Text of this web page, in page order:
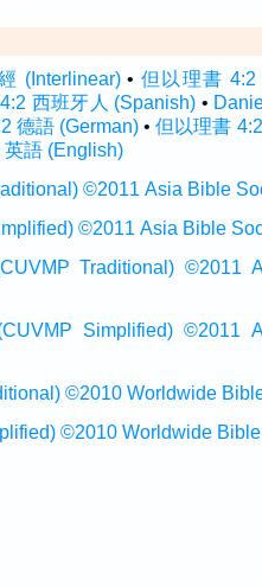
(Interlinear)• 但以理書 4:2
西班牙人 (Spanish) •
德語 (German) •但以理書
英語 (English)
©2011 Asia Bible
©2011 Asia Bible
Traditional) ©2011
Simplified) ©2011
©2010 Worldwide
©2010 Worldwide